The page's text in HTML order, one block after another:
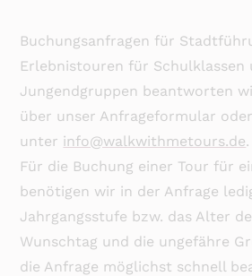
Buchungsanfragen für
Erlebnistouren für Schulklassen
Jungendgruppen beantworten
über unser Anfrageformular
unter info@walkwithmetours.de.
Für die Buchung einer Tour für
benötigen wir in der Anfrage
Jahrgangsstufe bzw. das Alter
Wunschtag und die ungefähre
die Anfrage möglichst schnell